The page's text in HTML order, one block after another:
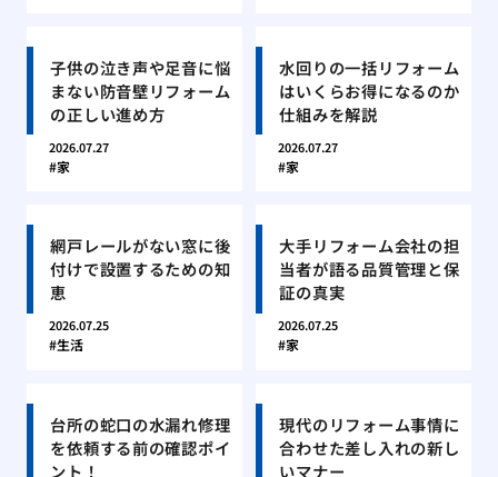
子供の泣き声や足音に悩
まない防音壁リフォーム
の正しい進め方
2026.07.27
家
水回りの一括リフォーム
はいくらお得になるのか
仕組みを解説
2026.07.27
家
網戸レールがない窓に後
付けで設置するための知
恵
2026.07.25
生活
大手リフォーム会社の担
当者が語る品質管理と保
証の真実
2026.07.25
家
台所の蛇口の水漏れ修理
を依頼する前の確認ポイ
ント！
現代のリフォーム事情に
合わせた差し入れの新し
いマナー